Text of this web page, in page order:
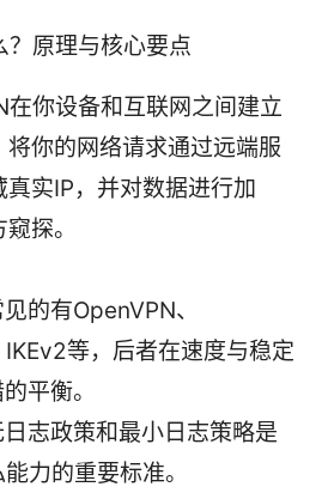
原理与核心要点
在你设备和互联网之间建立
你的网络请求通过远端服
实IP，并对数据进行加
探。
的有OpenVPN、
等，后者在速度与稳定
平衡。
志政策和最小日志策略是
力的重要标准。